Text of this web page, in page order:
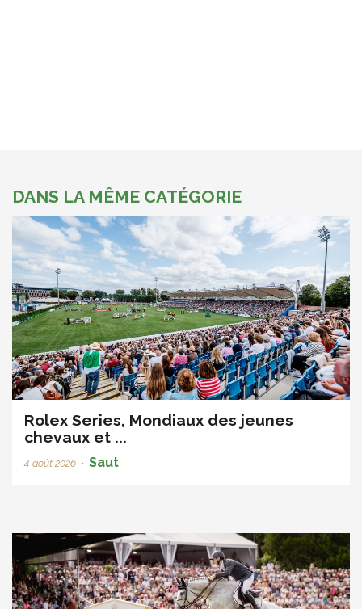
DANS LA MÊME CATÉGORIE
Rolex Series, Mondiaux des jeunes
chevaux et ...
4 août 2026 • Saut